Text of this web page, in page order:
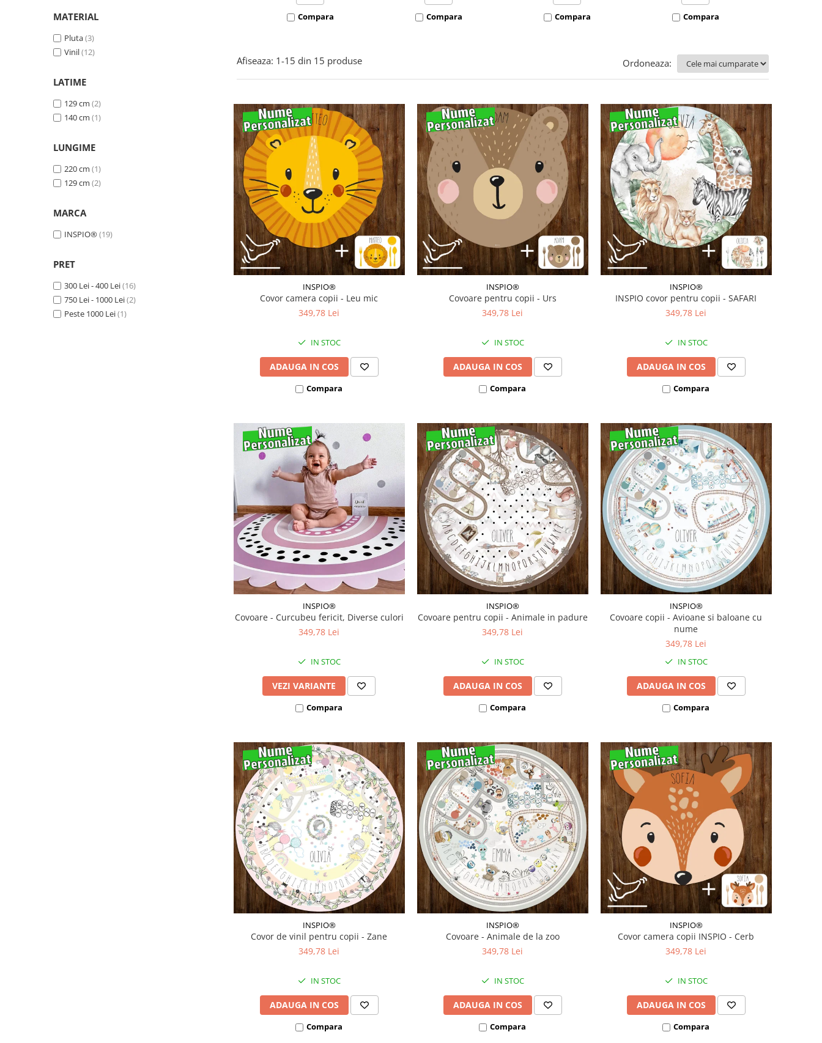
Somnul bebelusului
Tarcuri copii / bebelusi
Igiena si ingrijire bebelusi
Perne si saltele bebelusi
Baia bebelusului
Maternitate
Jucarii copii si jocuri educative
Jucarii dentitie
Jucarii bebelusi
Covorase ortopedice senzoriale
Cuburi magnetice JollyHeap®
Rechizite scolare
MATERIAL
Pluta(3)
Vinil(12)
LATIME
129 cm (2)
140 cm (1)
LUNGIME
220 cm (1)
129 cm (2)
MARCA
INSPIO®(19)
PRET
300 Lei - 400 Lei(16)
750 Lei - 1000 Lei(2)
Peste 1000 Lei(1)
Compara Compara Compara Compara
Afiseaza: 1-15 din 15 produse Ordoneaza:
INSPIO®
Covor camera copii - Leu mic
349,78 Lei
IN STOC
ADAUGA IN COS
Compara
INSPIO®
Covoare pentru copii - Urs
349,78 Lei
IN STOC
ADAUGA IN COS
Compara
INSPIO®
INSPIO covor pentru copii - SAFARI
349,78 Lei
IN STOC
ADAUGA IN COS
Compara
INSPIO®
Covoare - Curcubeu fericit, Diverse culori
349,78 Lei
IN STOC
VEZI VARIANTE
Compara
INSPIO®
Covoare pentru copii - Animale in padure
349,78 Lei
IN STOC
ADAUGA IN COS
Compara
INSPIO®
Covoare copii - Avioane si baloane cu
nume
349,78 Lei
IN STOC
ADAUGA IN COS
Compara
INSPIO®
Covor de vinil pentru copii - Zane
349,78 Lei
IN STOC
ADAUGA IN COS
Compara
INSPIO®
Covoare - Animale de la zoo
349,78 Lei
IN STOC
ADAUGA IN COS
Compara
INSPIO®
Covor camera copii INSPIO - Cerb
349,78 Lei
IN STOC
ADAUGA IN COS
Compara